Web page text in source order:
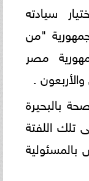
سيادته
"من
مصر
.
بالبحيرة
تلك اللفتة